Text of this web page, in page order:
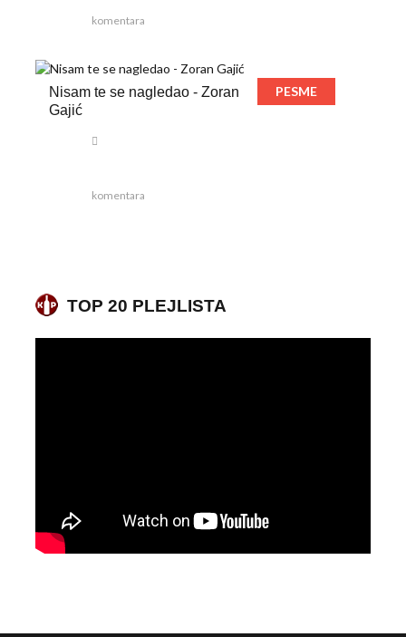
komentara
Nisam te se nagledao - Zoran
Gajić
PESME
komentara
TOP 20 PLEJLISTA